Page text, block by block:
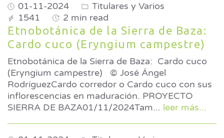
01-11-2024
Titulares y Varios
1541
2 min read
Etnobotánica de la Sierra de Baza:
Cardo cuco (Eryngium campestre)
Etnobotánica de la Sierra de Baza: Cardo cuco
(Eryngium campestre) © José Ángel
RodríguezCardo corredor o Cardo cuco con sus
inflorescencias en maduración. PROYECTO
SIERRA DE BAZA01/11/2024Tam... leer más...